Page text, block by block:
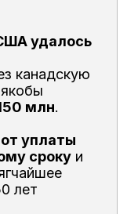
удалось
канадскую
млн.
уплаты
сроку и
лет